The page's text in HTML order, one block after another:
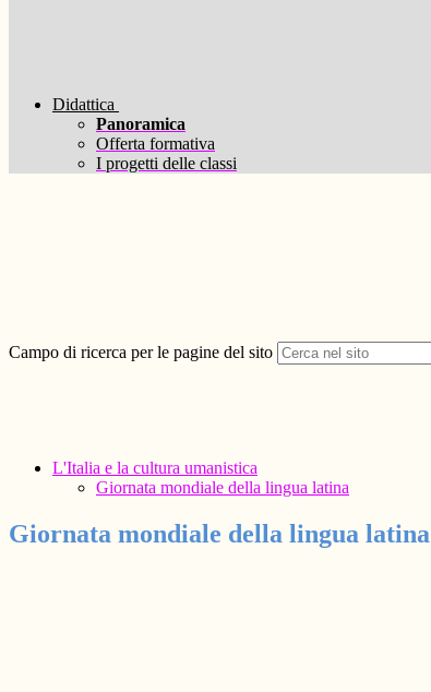
Didattica
Panoramica
Offerta formativa
I progetti delle classi
Campo di ricerca per le pagine del sito
L'Italia e la cultura umanistica
Giornata mondiale della lingua latina
Giornata mondiale della lingua latina